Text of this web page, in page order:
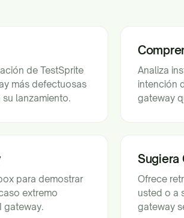
de TestSprite
más defectuosas
lanzamiento.
Analiza
intención
gateway
para demostrar
extremo
gateway.
Sugiera
Ofrece
usted o a
gateway